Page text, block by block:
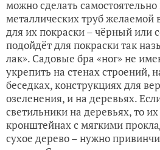
можно сделать самостоятельно
металлических труб
для их покраски – чёрный или
подойдёт для покраски так
лак». Садовые бра «ног» не
укрепить на стенах строений,
беседках, конструкциях для
озеленения, и на деревьях.
светильники на деревьях, то
кронштейнах с мягкими
сухое дерево – нужно